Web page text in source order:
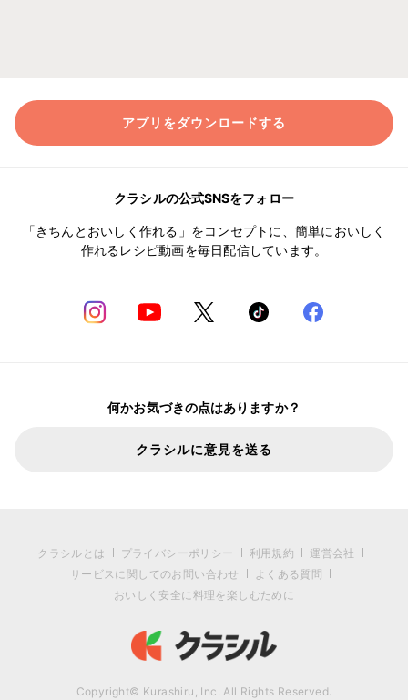
アプリをダウンロードする
クラシルの公式SNSをフォロー
「きちんとおいしく作れる」をコンセプトに、簡単においしく
作れるレシピ動画を毎日配信しています。
何かお気づきの点はありますか？
クラシルに意見を送る
クラシルとは プライバシーポリシー 利用規約
運営会社
サービスに関してのお問い合わせ
よくある質問
おいしく安全に料理を楽しむために
Copyright© Kurashiru, Inc. All Rights Reserved.